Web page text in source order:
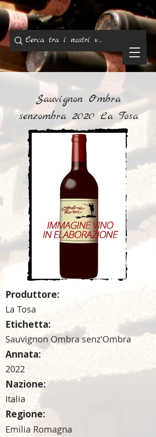
Sauvignon Ombra
senzombra 2020 La Tosa
Produttore:
La Tosa
Etichetta:
Sauvignon Ombra senz'Ombra
Annata:
2022
Nazione:
Italia
Regione:
Emilia Romagna